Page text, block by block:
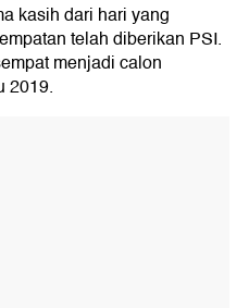
kasih dari hari yang
telah diberikan PSI.
menjadi calon
2019.